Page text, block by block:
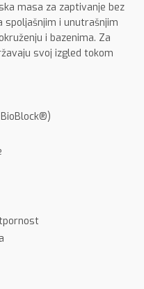
masa za zaptivanje bez
spoljašnjim i unutrašnjim
i bazenima. Za
svoj izgled tokom